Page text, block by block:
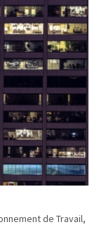
de Travail,